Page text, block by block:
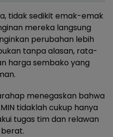
tidak sedikit emak-emak
mereka langsung
perubahan lebih
tanpa alasan, rata-
harga sembako yang
menegaskan bahwa
tidaklah cukup hanya
tugas tim dan relawan